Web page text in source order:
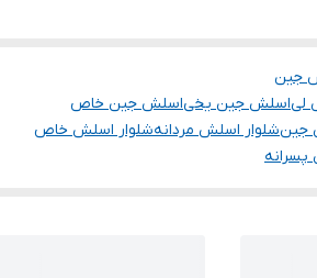
جین
لیاسلش جین یخیاسلش جین خاص
جینشلوار اسلش مردانهشلوار اسلش خاص